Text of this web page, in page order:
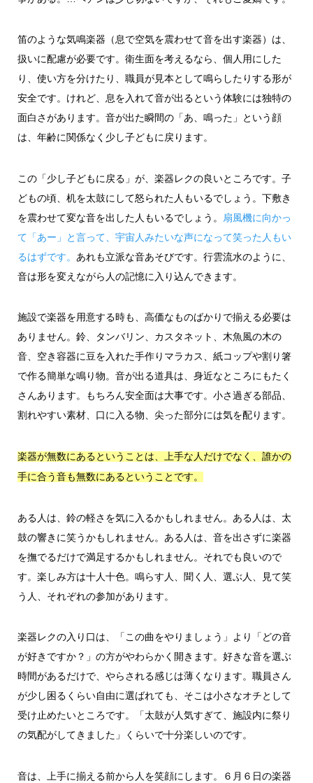
笛のような気鳴楽器（息で空気を震わせて音を出す楽器）は、
扱いに配慮が必要です。衛生面を考えるなら、個人用にした
り、使い方を分けたり、職員が見本として鳴らしたりする形が
安全です。けれど、息を入れて音が出るという体験には独特の
面白さがあります。音が出た瞬間の「あ、鳴った」という顔
は、年齢に関係なく少し子どもに戻ります。
この「少し子どもに戻る」が、楽器レクの良いところです。子
どもの頃、机を太鼓にして怒られた人もいるでしょう。下敷き
を震わせて変な音を出した人もいるでしょう。
扇風機に向かっ
て「あー」と言って、宇宙人みたいな声になって笑った人もい
るはずです。 あれも立派な音あそびです。行雲流水のように、
音は形を変えながら人の記憶に入り込んできます。
施設で楽器を用意する時も、高価なものばかりで揃える必要は
ありません。鈴、タンバリン、カスタネット、木魚風の木の
音、空き容器に豆を入れた手作りマラカス、紙コップや割り箸
で作る簡単な鳴り物。音が出る道具は、身近なところにもたく
さんあります。もちろん安全面は大事です。小さ過ぎる部品、
割れやすい素材、口に入る物、尖った部分には気を配ります。
楽器が無数にあるということは、上手な人だけでなく、誰かの
手に合う音も無数にあるということです。
ある人は、鈴の軽さを気に入るかもしれません。ある人は、太
鼓の響きに笑うかもしれません。ある人は、音を出さずに楽器
を撫でるだけで満足するかもしれません。それでも良いので
す。楽しみ方は十人十色。鳴らす人、聞く人、選ぶ人、見て笑
う人、それぞれの参加があります。
楽器レクの入り口は、「この曲をやりましょう」より「どの音
が好きですか？」の方がやわらかく開きます。好きな音を選ぶ
時間があるだけで、やらされる感じは薄くなります。職員さん
が少し困るくらい自由に選ばれても、そこは小さなオチとして
受け止めたいところです。「太鼓が人気すぎて、施設内に祭り
の気配がしてきました」くらいで十分楽しいのです。
音は、上手に揃える前から人を笑顔にします。６月６日の楽器